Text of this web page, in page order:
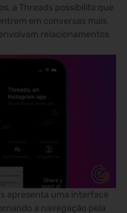
a Threads possibilita que
em conversas mais
relacionamentos
apresenta uma interface
a navegação pela